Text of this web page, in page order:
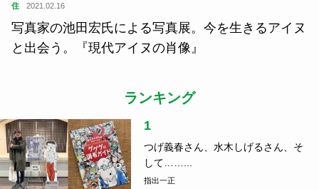
住 2021.02.16
写真家の池田宏氏による写真展。今を生きるアイヌ
と出会う。『現代アイヌの肖像』
ランキング
1
つげ義春さん、水木しげるさん、そ
して……...
指出一正